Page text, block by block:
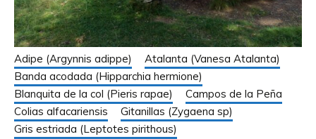
Adipe (Argynnis adippe)
Atalanta (Vanesa Atalanta)
Banda acodada (Hipparchia hermione)
Blanquita de la col (Pieris rapae)
Campos de la Peña
Colias alfacariensis
Gitanillas (Zygaena sp)
Gris estriada (Leptotes pirithous)